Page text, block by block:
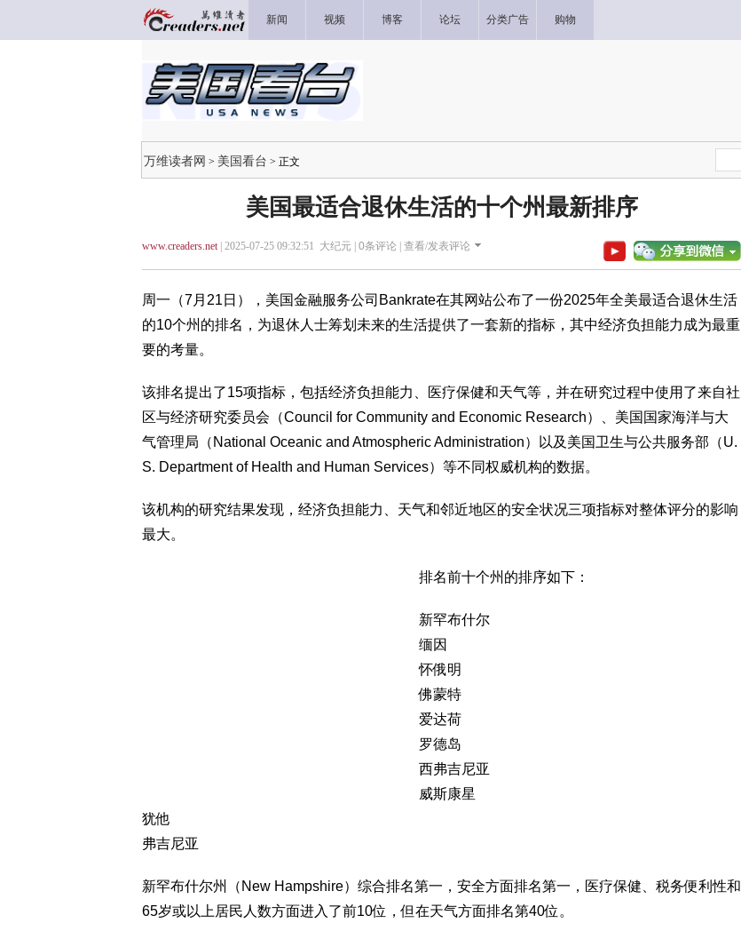
新闻 视频 博客 论坛 分类广告 购物
万维读者网 > 美国看台 > 正文
美国最适合退休生活的十个州最新排序
www.creaders.net| 2025-07-25 09:32:51 大纪元 | 0条评论 | 查看/发表评论
周一（7月21日），美国金融服务公司Bankrate在其网站公布了一份2025年全美最适合退休生活
的10个州的排名，为退休人士筹划未来的生活提供了一套新的指标，其中经济负担能力成为最重
要的考量。
该排名提出了15项指标，包括经济负担能力、医疗保健和天气等，并在研究过程中使用了来自社
区与经济研究委员会（Council for Community and Economic Research）、美国国家海洋与大
气管理局（National Oceanic and Atmospheric Administration）以及美国卫生与公共服务部（U.
S. Department of Health and Human Services）等不同权威机构的数据。
该机构的研究结果发现，经济负担能力、天气和邻近地区的安全状况三项指标对整体评分的影响
最大。
排名前十个州的排序如下：
新罕布什尔
缅因
怀俄明
佛蒙特
爱达荷
罗德岛
西弗吉尼亚
威斯康星
犹他
弗吉尼亚
新罕布什尔州（New Hampshire）综合排名第一，安全方面排名第一，医疗保健、税务便利性和
65岁或以上居民人数方面进入了前10位，但在天气方面排名第40位。